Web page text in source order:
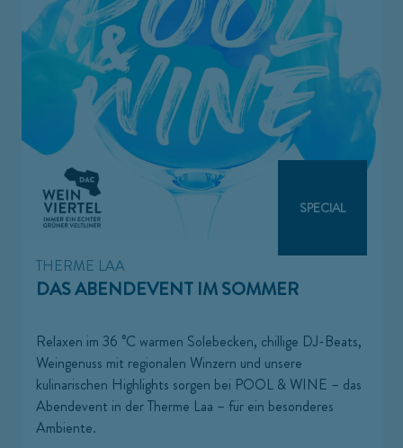
SPECIAL
THERME LAA
DAS ABENDEVENT IM SOMMER
Relaxen im 36 °C warmen Solebecken, chillige DJ-Beats,
Weingenuss mit regionalen Winzern und unsere
kulinarischen Highlights sorgen bei POOL & WINE – das
Abendevent in der Therme Laa – für ein besonderes
Ambiente.